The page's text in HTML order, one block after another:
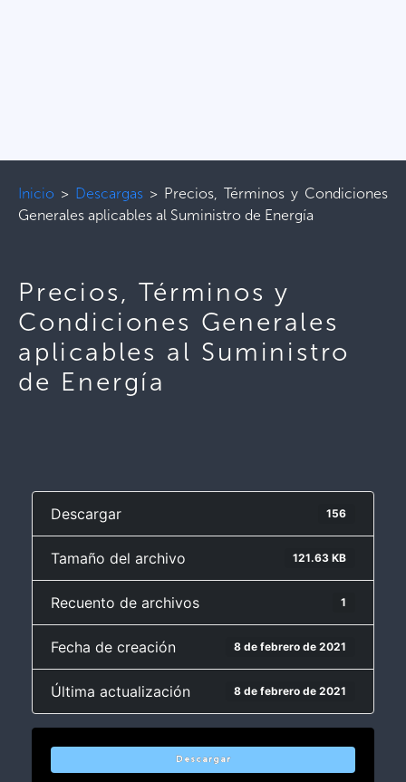
Inicio > Descargas > Precios, Términos y Condiciones
Generales aplicables al Suministro de Energía
Precios, Términos y
Condiciones Generales
aplicables al Suministro
de Energía
Descargar 156
Tamaño del archivo 121.63 KB
Recuento de archivos 1
Fecha de creación 8 de febrero de 2021
Última actualización 8 de febrero de 2021
Descargar